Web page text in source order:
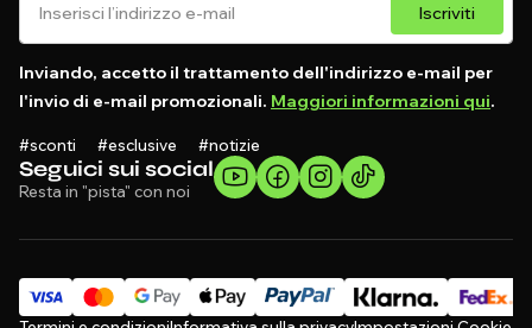
Seguici sui social
Resta in "pista" con noi
Iscriviti
Inviando, accetto il trattamento dell'indirizzo e-mail per
l'invio di e-mail promozionali. Maggiori informazioni qui.
#sconti #esclusive #notizie